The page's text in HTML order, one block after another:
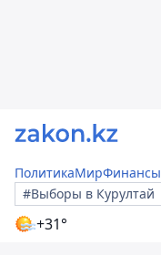
ПолитикаМирФинансы
#Выборы в Курултай
+31°